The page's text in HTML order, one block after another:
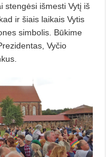
stengėsi išmesti Vytį iš
ir šiais laikais Vytis
simbolis. Būkime
Vyčio